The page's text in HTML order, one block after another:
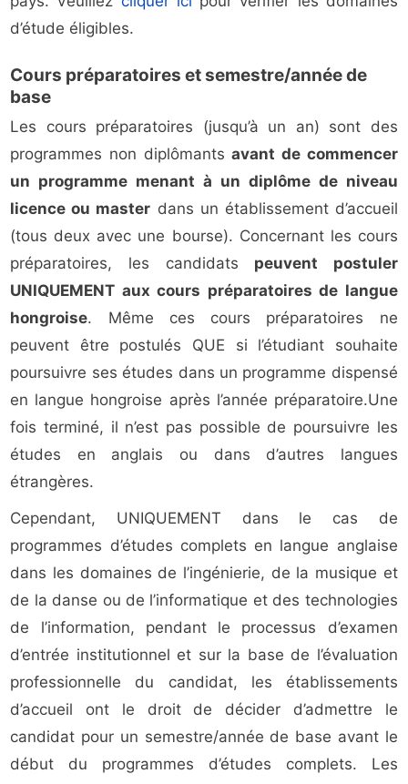
d’étude éligibles.
Cours préparatoires et semestre/année de
base
Les cours préparatoires (jusqu’à un an) sont des
programmes non diplômantsavant de commencer
un programme menant à un diplôme de niveau
licence ou master dans un établissement d’accueil
(tous deux avec une bourse). Concernant les cours
préparatoires, les candidats peuvent postuler
UNIQUEMENT aux cours préparatoires de langue
hongroise. Même ces cours préparatoires ne
peuvent être postulés QUE si l’étudiant souhaite
poursuivre ses études dans un programme dispensé
en langue hongroise après l’année préparatoire.Une
fois terminé, il n’est pas possible de poursuivre les
études en anglais ou dans d’autres langues
étrangères.
Cependant, UNIQUEMENT dans le cas de
programmes d’études complets en langue anglaise
dans les domaines de l’ingénierie, de la musique et
de la danse ou de l’informatique et des technologies
de l’information, pendant le processus d’examen
d’entrée institutionnel et sur la base de l’évaluation
professionnelle du candidat, les établissements
d’accueil ont le droit de décider d’admettre le
candidat pour un semestre/année de base avant le
début du programmes d’études complets. Les